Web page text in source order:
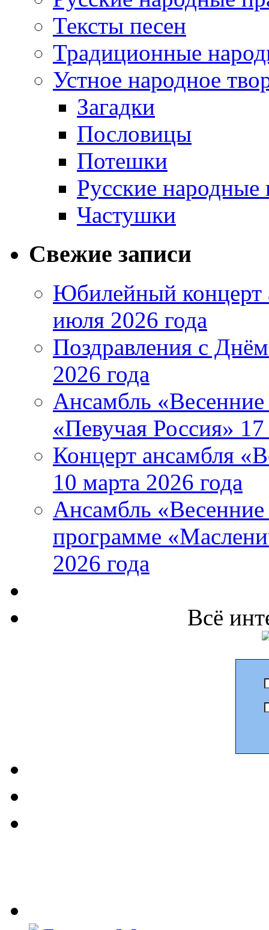
Тексты песен
Традиционные
Устное народное
Загадки
Пословицы
Потешки
Русские народные
Частушки
Свежие записи
Юбилейный концерт
июля 2026 года
Поздравления с
2026 года
Ансамбль «Весенние
«Певучая Россия»
Концерт ансамбля
10 марта 2026 года
Ансамбль «Весенние
программе
2026 года
Всё